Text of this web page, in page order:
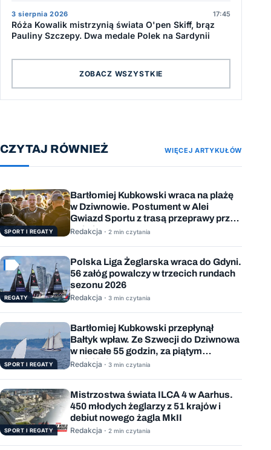
3 sierpnia 2026 17:45
Róża Kowalik mistrzynią świata O'pen Skiff, brąz
Pauliny Szczepy. Dwa medale Polek na Sardynii
ZOBACZ WSZYSTKIE
CZYTAJ RÓWNIEŻ WIĘCEJ ARTYKUŁÓW
SPORT I REGATY
Bartłomiej Kubkowski wraca na plażę
w Dziwnowie. Postument w Alei
Gwiazd Sportu z trasą przeprawy przez
Bałtyk
Redakcja · 2 min czytania
REGATY
Polska Liga Żeglarska wraca do Gdyni.
56 załóg powalczy w trzecich rundach
sezonu 2026
Redakcja · 3 min czytania
SPORT I REGATY
Bartłomiej Kubkowski przepłynął
Bałtyk wpław. Ze Szwecji do Dziwnowa
w niecałe 55 godzin, za piątym
podejściem
Redakcja · 3 min czytania
SPORT I REGATY
Mistrzostwa świata ILCA 4 w Aarhus.
450 młodych żeglarzy z 51 krajów i
debiut nowego żagla MkII
Redakcja · 2 min czytania